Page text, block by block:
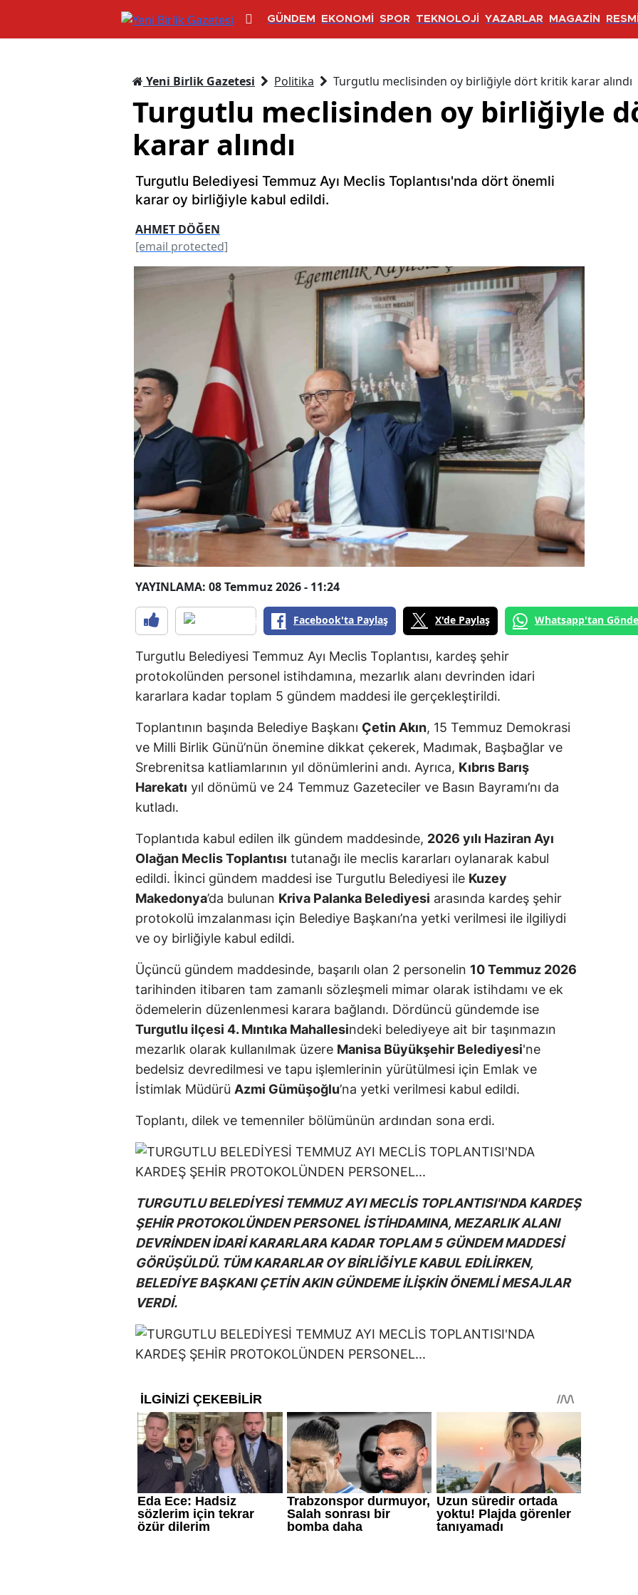
GÜNDEM EKONOMİ SPOR TEKNOLOJİ YAZARLAR MAGAZİN
Yeni Birlik Gazetesi Politika Turgutlu meclisinden oy birliğiyle dört kritik karar alındı
Turgutlu meclisinden oy birliğiyle
karar alındı
Turgutlu Belediyesi Temmuz Ayı Meclis Toplantısı'nda dört önemli
karar oy birliğiyle kabul edildi.
AHMET DÖĞEN
[email protected]
YAYINLAMA: 08 Temmuz 2026 - 11:24
Facebook'ta Paylaş X'de Paylaş Whatsapp'tan
Turgutlu Belediyesi Temmuz Ayı Meclis Toplantısı, kardeş şehir
protokolünden personel istihdamına, mezarlık alanı devrinden idari
kararlara kadar toplam 5 gündem maddesi ile gerçekleştirildi.
Toplantının başında Belediye Başkanı Çetin Akın, 15 Temmuz Demokrasi
ve Milli Birlik Günü’nün önemine dikkat çekerek, Madımak, Başbağlar ve
Srebrenitsa katliamlarının yıl dönümlerini andı. Ayrıca, Kıbrıs Barış
Harekatı yıl dönümü ve 24 Temmuz Gazeteciler ve Basın Bayramı’nı da
kutladı.
Toplantıda kabul edilen ilk gündem maddesinde, 2026 yılı Haziran Ayı
Olağan Meclis Toplantısı tutanağı ile meclis kararları oylanarak kabul
edildi. İkinci gündem maddesi ise Turgutlu Belediyesi ile Kuzey
Makedonya’da bulunan Kriva Palanka Belediyesi arasında kardeş şehir
protokolü imzalanması için Belediye Başkanı’na yetki verilmesi ile ilgiliydi
ve oy birliğiyle kabul edildi.
Üçüncü gündem maddesinde, başarılı olan 2 personelin 10 Temmuz 2026
tarihinden itibaren tam zamanlı sözleşmeli mimar olarak istihdamı ve ek
ödemelerin düzenlenmesi karara bağlandı. Dördüncü gündemde ise
Turgutlu ilçesi 4. Mıntıka Mahallesindeki belediyeye ait bir taşınmazın
mezarlık olarak kullanılmak üzere Manisa Büyükşehir Belediyesi'ne
bedelsiz devredilmesi ve tapu işlemlerinin yürütülmesi için Emlak ve
İstimlak Müdürü Azmi Gümüşoğlu’na yetki verilmesi kabul edildi.
Toplantı, dilek ve temenniler bölümünün ardından sona erdi.
TURGUTLU BELEDİYESİ TEMMUZ AYI MECLİS TOPLANTISI'NDA KARDEŞ
ŞEHİR PROTOKOLÜNDEN PERSONEL İSTİHDAMINA, MEZARLIK ALANI
DEVRİNDEN İDARİ KARARLARA KADAR TOPLAM 5 GÜNDEM MADDESİ
GÖRÜŞÜLDÜ. TÜM KARARLAR OY BİRLİĞİYLE KABUL EDİLİRKEN,
BELEDİYE BAŞKANI ÇETİN AKIN GÜNDEME İLİŞKİN ÖNEMLİ MESAJLAR
VERDİ.